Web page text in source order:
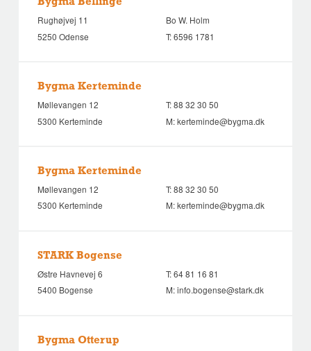
Bygma Bellinge
Rughøjvej 11
5250 Odense
Bo W. Holm
T:6596 1781
Bygma Kerteminde
Møllevangen 12
5300 Kerteminde
T:88 32 30 50
M:kerteminde@bygma.dk
Bygma Kerteminde
Møllevangen 12
5300 Kerteminde
T:88 32 30 50
M:kerteminde@bygma.dk
STARK Bogense
Østre Havnevej 6
5400 Bogense
T:64 81 16 81
M:info.bogense@stark.dk
Bygma Otterup